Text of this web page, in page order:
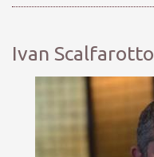
Ivan Scalfarotto